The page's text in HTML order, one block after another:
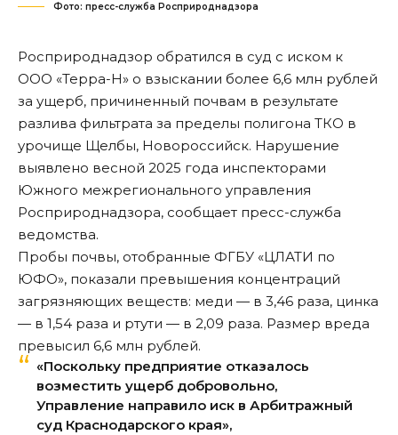
Фото: пресс-служба Росприроднадзора
Росприроднадзор обратился в суд с иском к
ООО «Терра-Н» о взыскании более 6,6 млн рублей
за ущерб, причиненный почвам в результате
разлива фильтрата за пределы полигона ТКО в
урочище Щелбы, Новороссийск. Нарушение
выявлено весной 2025 года инспекторами
Южного межрегионального управления
Росприроднадзора, сообщает пресс-служба
ведомства.
Пробы почвы, отобранные ФГБУ «ЦЛАТИ по
ЮФО», показали превышения концентраций
загрязняющих веществ: меди — в 3,46 раза, цинка
— в 1,54 раза и ртути — в 2,09 раза. Размер вреда
превысил 6,6 млн рублей.
«Поскольку предприятие отказалось
возместить ущерб добровольно,
Управление направило иск в Арбитражный
суд Краснодарского края»,